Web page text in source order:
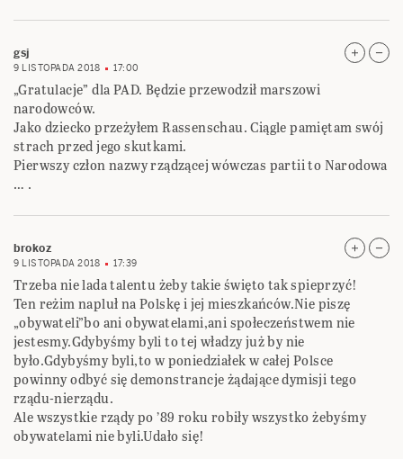
gsj
9 LISTOPADA 2018 17:00
„Gratulacje” dla PAD. Będzie przewodził marszowi
narodowców.
Jako dziecko przeżyłem Rassenschau. Ciągle pamiętam swój
strach przed jego skutkami.
Pierwszy człon nazwy rządzącej wówczas partii to Narodowa
… .
brokoz
9 LISTOPADA 2018 17:39
Trzeba nie lada talentu żeby takie święto tak spieprzyć!
Ten reżim napluł na Polskę i jej mieszkańców.Nie piszę
„obywateli”bo ani obywatelami,ani społeczeństwem nie
jestesmy.Gdybyśmy byli to tej władzy już by nie
było.Gdybyśmy byli,to w poniedziałek w całej Polsce
powinny odbyć się demonstrancje żądające dymisji tego
rządu-nierządu.
Ale wszystkie rządy po ’89 roku robiły wszystko żebyśmy
obywatelami nie byli.Udało się!